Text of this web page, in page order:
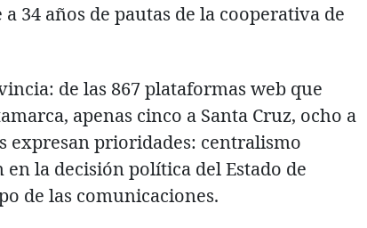
34 años de pautas de la cooperativa de
de las 867 plataformas web que
apenas cinco a Santa Cruz, ocho a
expresan prioridades: centralismo
la decisión política del Estado de
de las comunicaciones.